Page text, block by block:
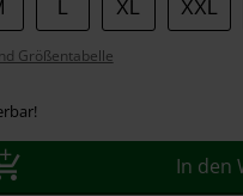
XL XXL
Größentabelle
In den